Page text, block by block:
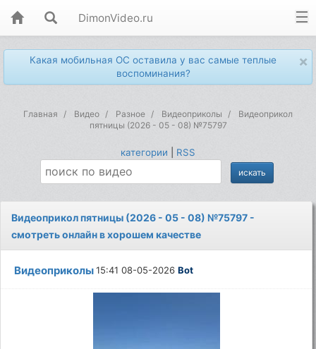
DimonVideo.ru
×
Какая мобильная ОС оставила у вас самые теплые
воспоминания?
Главная Видео Разное Видеоприколы
Видеоприкол
пятницы (2026 - 05 - 08) №75797
категории RSS
Видеоприкол пятницы (2026 - 05 - 08) №75797 -
смотреть онлайн в хорошем качестве
Видеоприколы15:41 08-05-2026Bot